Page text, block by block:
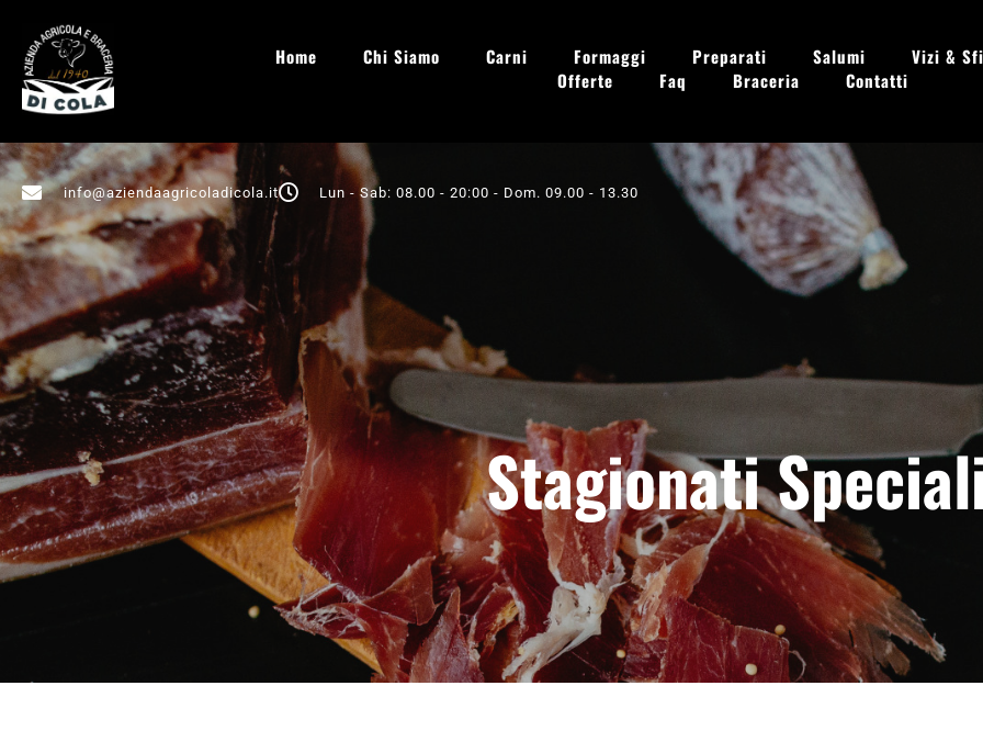
Home Chi Siamo Carni Formaggi Preparati Salumi Vizi &
Offerte
Faq Braceria Contatti
info@aziendaagricoladicola.it Lun - Sab: 08.00 - 20:00 - Dom. 09.00 - 13.30
Stagionati